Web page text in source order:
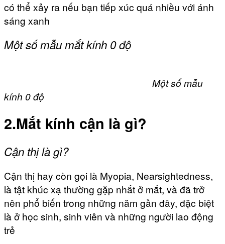
có thể xảy ra nếu bạn tiếp xúc quá nhiều với ánh
sáng xanh
Một số mẫu mắt kính 0 độ
Một số mẫu
kính 0 độ
2.Mắt kính cận là gì?
Cận thị là gì?
Cận thị hay còn gọi là Myopia, Nearsightedness,
là tật khúc xạ thường gặp nhất ở mắt, và đã trở
nên phổ biến trong những năm gần đây, đặc biệt
là ở học sinh, sinh viên và những người lao động
trẻ